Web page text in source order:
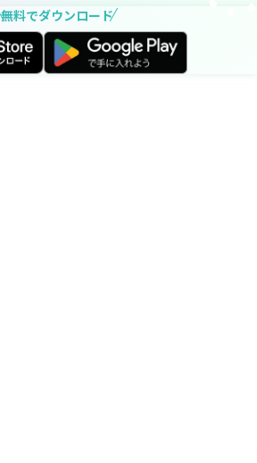
無料でダウンロード